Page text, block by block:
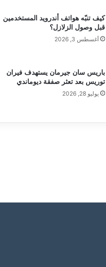
كيف تنبّه هواتف أندرويد المستخدمين
قبل وصول الزلازل؟
أغسطس 3, 2026
باريس سان جيرمان يستهدف فيران
توريس بعد تعثر صفقة ديوماندي
يوليو 28, 2026